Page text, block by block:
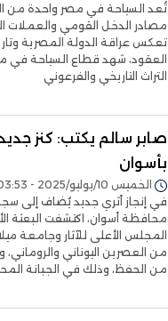
تُعد السياحة في مصر واحدة من
مصادر الدخل القومي والعملات
تعكس عراقة الدولة المصرية
العقود، شهد قطاع السياحة في
التراث التاريخي والفرعوني
صابر سالم يكتب: كنز
بأسوان
الخميس 10/يوليو/2025 - 03:53 م
في إنجاز أثري جديد يُضاف إلى
محافظة أسوان، اكتشفت البعثة
المجلس الأعلى للآثار وجامعة
من العصرين اليوناني
من الحفظ، وذلك في الجبانة